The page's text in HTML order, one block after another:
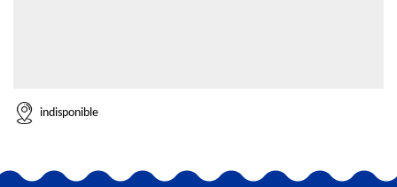
indisponible